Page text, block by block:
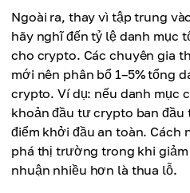
Ngoài ra, thay vì tập trung
hãy nghĩ đến tỷ lệ danh mục
cho crypto. Các chuyên gia
mới nên phân bổ 1–5% tổng
crypto. Ví dụ: nếu danh mục
khoản đầu tư crypto ban đầu
điểm khởi đầu an toàn. Cách
phá thị trường trong khi
nhuận nhiều hơn là thua lỗ.